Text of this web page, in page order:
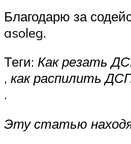
Благодарю за
asoleg.
Теги: Как резать
, как распилить
.
Эту статью